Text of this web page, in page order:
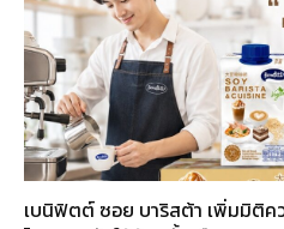
เบนิฟิตต์ ซอย บาริสต้า เพิ่มมิติค